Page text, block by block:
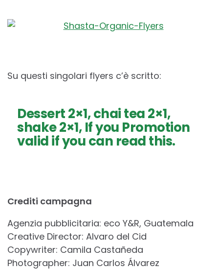
Su questi singolari flyers c’è scritto:
Dessert 2×1, chai tea 2×1,
shake 2×1, If you Promotion
valid if you can read this.
Crediti campagna
Agenzia pubblicitaria: eco Y&R, Guatemala
Creative Director: Alvaro del Cid
Copywriter: Camila Castañeda
Photographer: Juan Carlos Álvarez